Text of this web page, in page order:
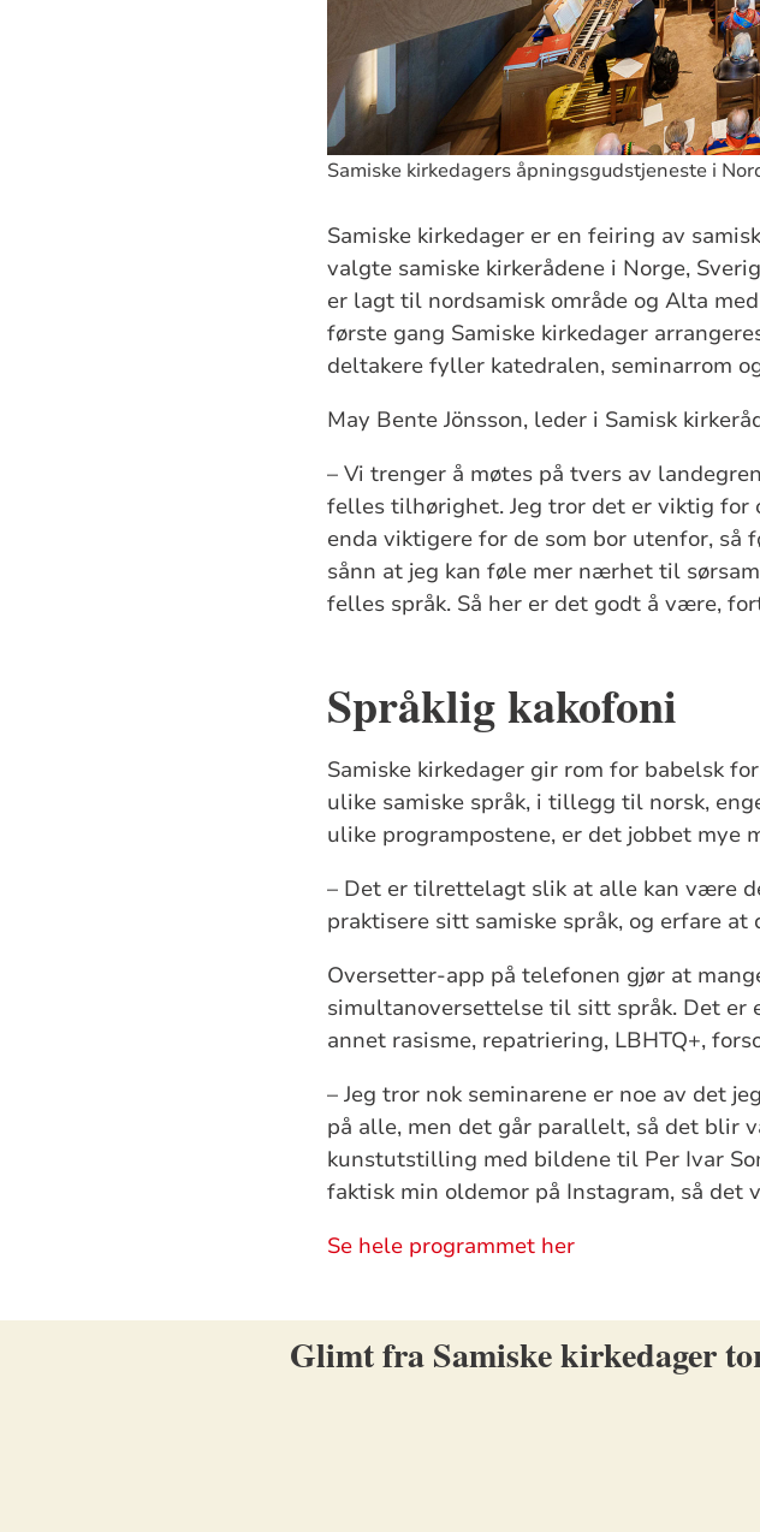
Samiske kirkedagers åpningsgudstjeneste i
Samiske kirkedager er en feiring av
valgte samiske kirkerådene i Norge,
er lagt til nordsamisk område og Alta
første gang Samiske kirkedager
deltakere fyller katedralen, seminarrom
May Bente Jönsson, leder i Samisk
– Vi trenger å møtes på tvers av
felles tilhørighet. Jeg tror det er viktig for
enda viktigere for de som bor utenfor, så
sånn at jeg kan føle mer nærhet til
felles språk. Så her er det godt å være,
Språklig kakofoni
Samiske kirkedager gir rom for babelsk
ulike samiske språk, i tillegg til norsk,
ulike programpostene, er det jobbet mye
– Det er tilrettelagt slik at alle kan være
praktisere sitt samiske språk, og erfare
Oversetter-app på telefonen gjør at
simultanoversettelse til sitt språk. Det er
annet rasisme, repatriering, LBHTQ+,
– Jeg tror nok seminarene er noe av det
på alle, men det går parallelt, så det blir
kunstutstilling med bildene til Per Ivar
faktisk min oldemor på Instagram, så det
Se hele programmet her
Glimt fra Samiske kirkedager